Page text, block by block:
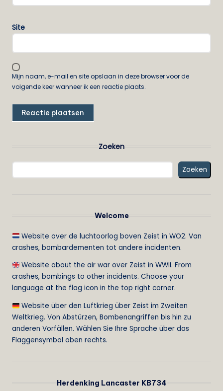
Site
Mijn naam, e-mail en site opslaan in deze browser voor de
volgende keer wanneer ik een reactie plaats.
Zoeken
Zoeken
Welcome
Website over de luchtoorlog boven Zeist in WO2. Van
crashes, bombardementen tot andere incidenten.
Website about the air war over Zeist in WWII. From
crashes, bombings to other incidents. Choose your
language at the flag icon in the top right corner.
Website über den Luftkrieg über Zeist im Zweiten
Weltkrieg. Von Abstürzen, Bombenangriffen bis hin zu
anderen Vorfällen. Wählen Sie Ihre Sprache über das
Flaggensymbol oben rechts.
Herdenking Lancaster KB734